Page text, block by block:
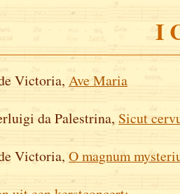
I
Victoria, Ave Maria
da Palestrina, Sicut
Victoria, O magnum